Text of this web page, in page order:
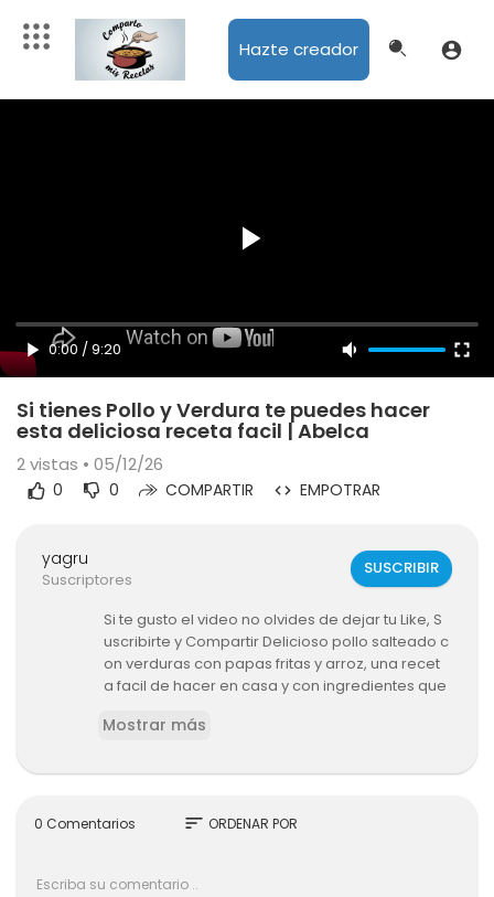
Hazte creador
0:00 /9:20
Si tienes Pollo y Verdura te puedes hacer
esta deliciosa receta facil | Abelca
2vistas • 05/12/26
0 0 COMPARTIR EMPOTRAR
yagru
Suscriptores
SUSCRIBIR
Si te gusto el video no olvides de dejar tu Like, S
uscribirte y Compartir Delicioso pollo salteado c
on verduras con papas fritas y arroz, una recet
a facil de hacer en casa y con ingredientes que
r a sus beneficios:https://www.youtube.com/ch
——————————————————————————
——————————————————————————
ok.com/sQHChD/Facebook: https://www.faceb
Mostrar más
0 Comentarios sort ORDENAR POR